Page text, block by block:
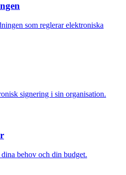
som reglerar elektroniska
signering i sin organisation.
behov och din budget.